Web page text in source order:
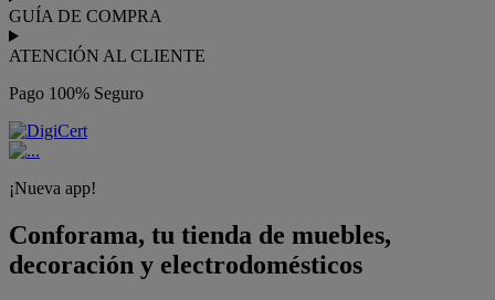
GUÍA DE COMPRA
ATENCIÓN AL CLIENTE
Pago 100% Seguro
¡Nueva app!
Conforama, tu tienda de muebles,
decoración y electrodomésticos